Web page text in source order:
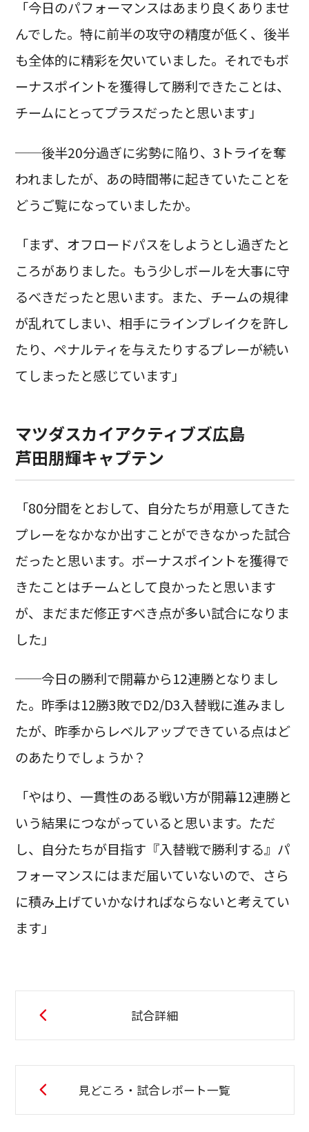
「今日のパフォーマンスはあまり良くありませ
んでした。特に前半の攻守の精度が低く、後半
も全体的に精彩を欠いていました。それでもボ
ーナスポイントを獲得して勝利できたことは、
チームにとってプラスだったと思います」
──後半20分過ぎに劣勢に陥り、3トライを奪
われましたが、あの時間帯に起きていたことを
どうご覧になっていましたか。
「まず、オフロードパスをしようとし過ぎたと
ころがありました。もう少しボールを大事に守
るべきだったと思います。また、チームの規律
が乱れてしまい、相手にラインブレイクを許し
たり、ペナルティを与えたりするプレーが続い
てしまったと感じています」
マツダスカイアクティブズ広島
芦田朋輝キャプテン
「80分間をとおして、自分たちが用意してきた
プレーをなかなか出すことができなかった試合
だったと思います。ボーナスポイントを獲得で
きたことはチームとして良かったと思います
が、まだまだ修正すべき点が多い試合になりま
した」
──今日の勝利で開幕から12連勝となりまし
た。昨季は12勝3敗でD2/D3入替戦に進みまし
たが、昨季からレベルアップできている点はど
のあたりでしょうか？
「やはり、一貫性のある戦い方が開幕12連勝と
いう結果につながっていると思います。ただ
し、自分たちが目指す『入替戦で勝利する』パ
フォーマンスにはまだ届いていないので、さら
に積み上げていかなければならないと考えてい
ます」
試合詳細
見どころ・試合レポート一覧